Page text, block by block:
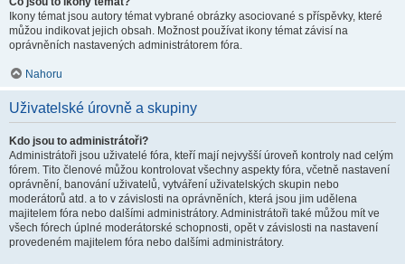
Ikony témat jsou autory témat vybrané obrázky asociované s příspěvky, které
můžou indikovat jejich obsah. Možnost používat ikony témat závisí na
oprávněních nastavených administrátorem fóra.
Nahoru
Uživatelské úrovně a skupiny
Kdo jsou to administrátoři?
Administrátoři jsou uživatelé fóra, kteří mají nejvyšší úroveň kontroly nad celým
fórem. Tito členové můžou kontrolovat všechny aspekty fóra, včetně nastavení
oprávnění, banování uživatelů, vytváření uživatelských skupin nebo
moderátorů atd. a to v závislosti na oprávněních, která jsou jim udělena
majitelem fóra nebo dalšími administrátory. Administrátoři také můžou mít ve
všech fórech úplné moderátorské schopnosti, opět v závislosti na nastavení
provedeném majitelem fóra nebo dalšími administrátory.